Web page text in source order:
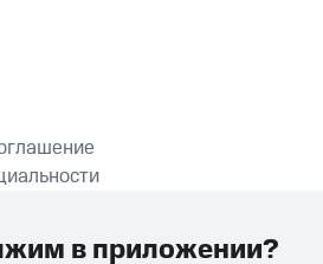
ПРИЛОЖЕНИЕ